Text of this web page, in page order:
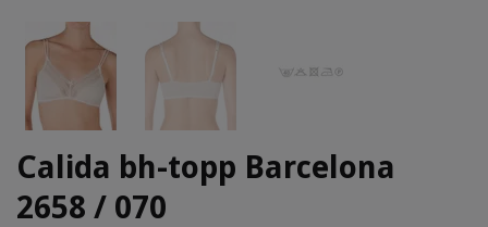
Calida bh-topp Barcelona
2658 / 070